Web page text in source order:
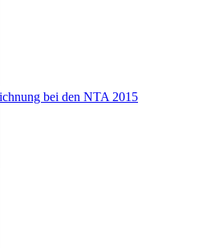
bei den NTA 2015